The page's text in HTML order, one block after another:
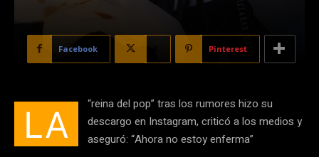
Facebook Pinterest
LA
“reina del pop” tras los rumores hizo su
descargo en Instagram, criticó a los medios y
aseguró: “Ahora no estoy enferma”